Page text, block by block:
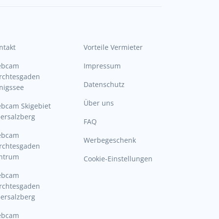
Skigebiet
Vorteile Vermieter
Impressum
Datenschutz
Über uns
FAQ
Werbegeschenk
Cookie-Einstellungen